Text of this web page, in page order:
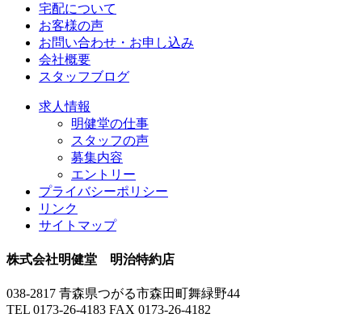
宅配について
お客様の声
お問い合わせ・お申し込み
会社概要
スタッフブログ
求人情報
明健堂の仕事
スタッフの声
募集内容
エントリー
プライバシーポリシー
リンク
サイトマップ
株式会社明健堂 明治特約店
038-2817 青森県つがる市森田町舞緑野44
TEL 0173-26-4183 FAX 0173-26-4182